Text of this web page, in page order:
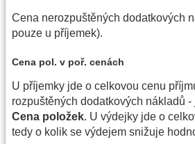
Cena nerozpuštěných dodatkových
pouze u příjemek).
Cena pol. v poř. cenách
U příjemky jde o celkovou cenu
rozpuštěných dodatkových nákladů
Cena položek. U výdejky jde o
tedy o kolik se výdejem snižuje